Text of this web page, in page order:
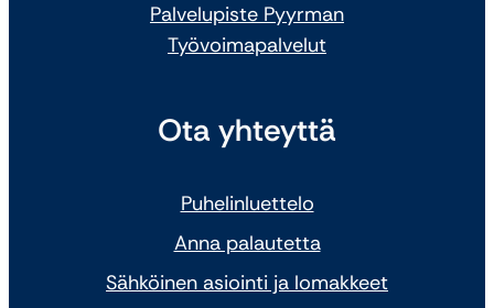
Palvelupiste Pyyrman
Työvoimapalvelut
Ota yhteyttä
Puhelinluettelo
Anna palautetta
Sähköinen asiointi ja lomakkeet